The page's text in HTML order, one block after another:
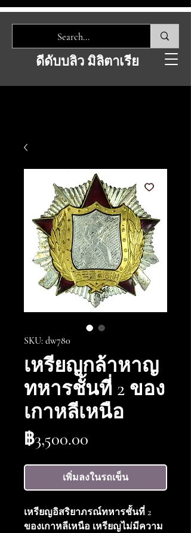
ดีดับบลิว มิลิตาเรีย
SKU: dw780
เหรียญกล้าหาญ
ทหารชั้นที่ 2 ของ
เกาหลีเหนือ
฿3,500.00
เพิ่มลงในรถเข็น
เหรียญอิสริยาภรณ์ทหารชั้นที่ 2
ของเกาหลีเหนือ เหรียญไม่มีความ